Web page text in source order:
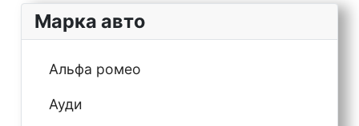
Марка авто
Альфа ромео
Ауди